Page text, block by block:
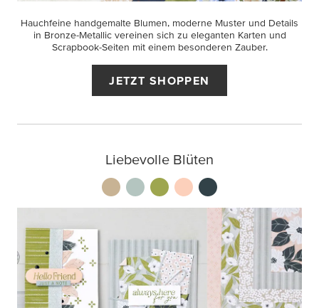
Hauchfeine handgemalte Blumen, moderne Muster und Details
in Bronze-Metallic vereinen sich zu eleganten Karten und
Scrapbook-Seiten mit einem besonderen Zauber.
JETZT SHOPPEN
Liebevolle Blüten